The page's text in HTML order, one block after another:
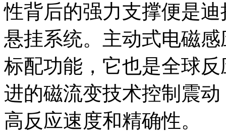
性背后的强力支撑便是
悬挂系统。主动式电磁
标配功能，它也是全球
进的磁流变技术控制震
高反应速度和精确性。